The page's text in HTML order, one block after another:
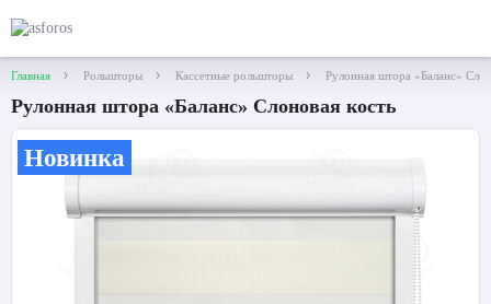
Главная Рольшторы Кассетные рольшторы Рулонная штора «Баланс»
Рулонная штора «Баланс» Слоновая кость
Новинка